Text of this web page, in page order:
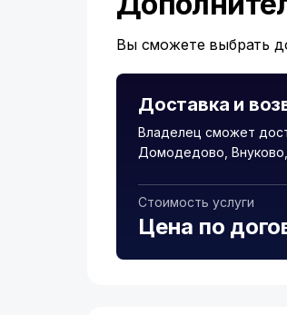
Вы сможете выбрать
Доставка и
Владелец сможет
Домодедово,
Стоимость услуги
Цена по